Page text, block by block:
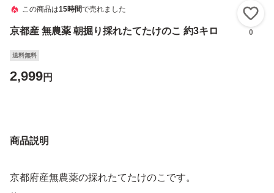
この商品は15時間で売れました
京都産 無農薬 朝掘り採れたてたけのこ 約3キロ 0
送料無料
2,999円
商品説明
京都府産無農薬の採れたてたけのこです。